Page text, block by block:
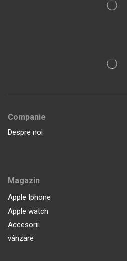
Companie
Despre noi
Magazin
Apple Iphone
Apple watch
Accesorii
vânzare